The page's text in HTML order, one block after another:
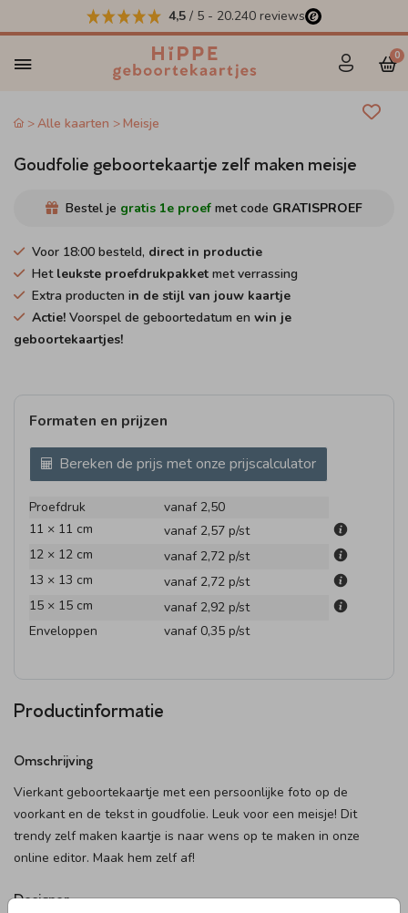
4,5 / 5 - 20.240 reviews
0
Alle kaarten Meisje
Goudfolie geboortekaartje zelf maken meisje
Bestel je gratis 1e proef met code GRATISPROEF
Voor 18:00 besteld, direct in productie
Het leukste proefdrukpakket met verrassing
Extra producten in de stijl van jouw kaartje
Actie! Voorspel de geboortedatum en win je
geboortekaartjes!
Formaten en prijzen
Bereken de prijs met onze prijscalculator
Proefdruk
vanaf 2,50
11 × 11 cm
vanaf 2,57 p/st
12 × 12 cm
vanaf 2,72 p/st
13 × 13 cm
vanaf 2,72 p/st
15 × 15 cm
vanaf 2,92 p/st
Enveloppen
vanaf 0,35 p/st
Productinformatie
Omschrijving
Vierkant geboortekaartje met een persoonlijke foto op de
voorkant en de tekst in goudfolie. Leuk voor een meisje! Dit
trendy zelf maken kaartje is naar wens op te maken in onze
online editor. Maak hem zelf af!
Designer